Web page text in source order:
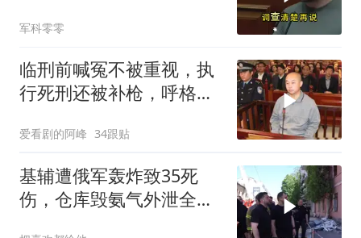
军科零零
临刑前喊冤不被重视，执
行死刑还被补枪，呼格吉
爱看剧的阿峰 34跟贴
基辅遭俄军轰炸致35死
伤，仓库毁氨气外泄全城